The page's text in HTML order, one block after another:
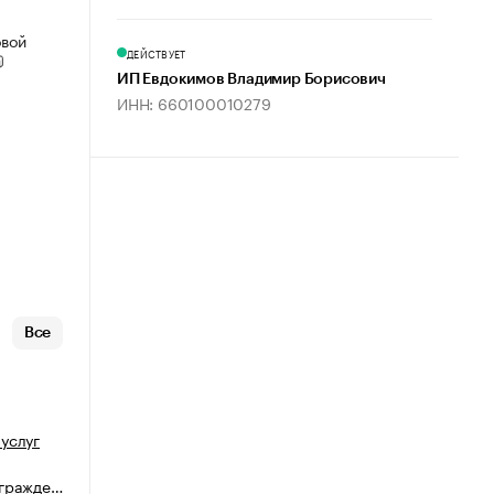
Все
ДЕЙСТВУЕТ
ИП Евдокимов Владимир Борисович
ИНН: 660100010279